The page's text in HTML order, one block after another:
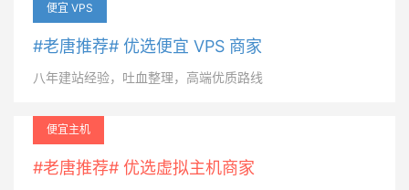
便宜 VPS
#老唐推荐# 优选便宜 VPS 商家
八年建站经验，吐血整理，高端优质路线
便宜主机
#老唐推荐# 优选虚拟主机商家